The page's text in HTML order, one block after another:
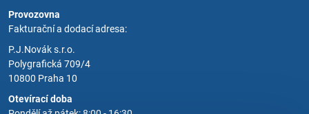
Provozovna
Fakturační a dodací adresa:
P.J.Novák s.r.o.
Polygrafická 709/4
10800 Praha 10
Otevírací doba